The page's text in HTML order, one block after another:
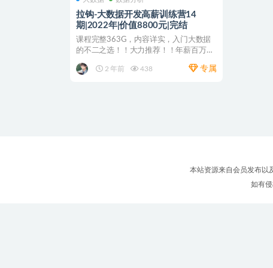
拉钩-大数据开发高薪训练营14
期|2022年|价值8800元|完结
课程完整363G，内容详实，入门大数据
的不二之选！！大力推荐！！年薪百万等
2 年前
438 专属
本站资源来自会员发布以
如有